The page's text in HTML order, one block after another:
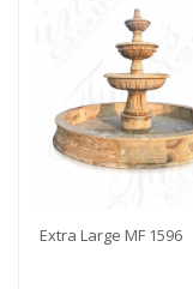
Extra Large MF 1596